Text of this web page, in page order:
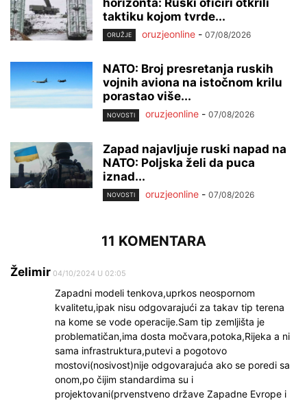
horizonta: Ruski oficiri otkrili
taktiku kojom tvrde...
ORUŽJE oruzjeonline - 07/08/2026
NATO: Broj presretanja ruskih
vojnih aviona na istočnom krilu
porastao više...
NOVOSTI oruzjeonline - 07/08/2026
Zapad najavljuje ruski napad na
NATO: Poljska želi da puca
iznad...
NOVOSTI oruzjeonline - 07/08/2026
11 KOMENTARA
Želimir 04/10/2024 U 02:05
Zapadni modeli tenkova,uprkos neospornom
kvalitetu,ipak nisu odgovarajući za takav tip terena
na kome se vode operacije.Sam tip zemljišta je
problematičan,ima dosta močvara,potoka,Rijeka a ni
sama infrastruktura,putevi a pogotovo
mostovi(nosivost)nije odgovarajuća ako se poredi sa
onom,po čijim standardima su i
projektovani(prvenstveno države Zapadne Evrope i